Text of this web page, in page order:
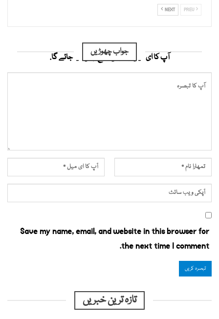
NEXT
جواب چھوڑیں
آپ کا ای میل ایڈریس شائع نہیں کیا جائے گا.
Save my name, email, and website in this browser for
the next time I comment.
تازہ ترین خبریں